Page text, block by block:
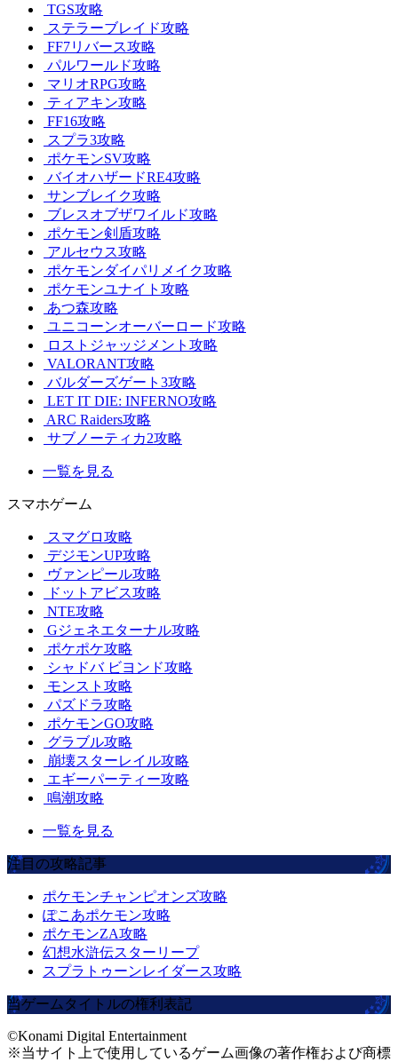
TGS攻略
ステラーブレイド攻略
FF7リバース攻略
パルワールド攻略
マリオRPG攻略
ティアキン攻略
FF16攻略
スプラ3攻略
ポケモンSV攻略
バイオハザードRE4攻略
サンブレイク攻略
ブレスオブザワイルド攻略
ポケモン剣盾攻略
アルセウス攻略
ポケモンダイパリメイク攻略
ポケモンユナイト攻略
あつ森攻略
ユニコーンオーバーロード攻略
ロストジャッジメント攻略
VALORANT攻略
バルダーズゲート3攻略
LET IT DIE: INFERNO攻略
ARC Raiders攻略
サブノーティカ2攻略
一覧を見る
スマホゲーム
スマグロ攻略
デジモンUP攻略
ヴァンピール攻略
ドットアビス攻略
NTE攻略
Gジェネエターナル攻略
ポケポケ攻略
シャドバ ビヨンド攻略
モンスト攻略
パズドラ攻略
ポケモンGO攻略
グラブル攻略
崩壊スターレイル攻略
エギーパーティー攻略
鳴潮攻略
一覧を見る
注目の攻略記事
ポケモンチャンピオンズ攻略
ぽこあポケモン攻略
ポケモンZA攻略
幻想水滸伝スターリープ
スプラトゥーンレイダース攻略
当ゲームタイトルの権利表記
©Konami Digital Entertainment
※当サイト上で使用しているゲーム画像の著作権および商標